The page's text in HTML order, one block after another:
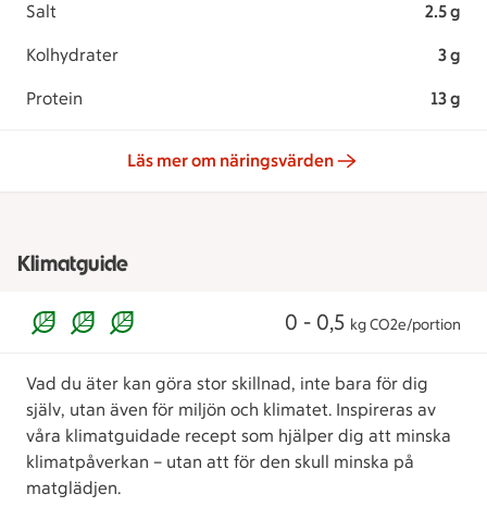
Salt 2.5 g
Kolhydrater 3 g
Protein 13 g
Läs mer om näringsvärden
Klimatguide
0 - 0,5 kg CO2e/portion
Vad du äter kan göra stor skillnad, inte bara för dig
själv, utan även för miljön och klimatet. Inspireras av
våra klimatguidade recept som hjälper dig att minska
klimatpåverkan – utan att för den skull minska på
matglädjen.